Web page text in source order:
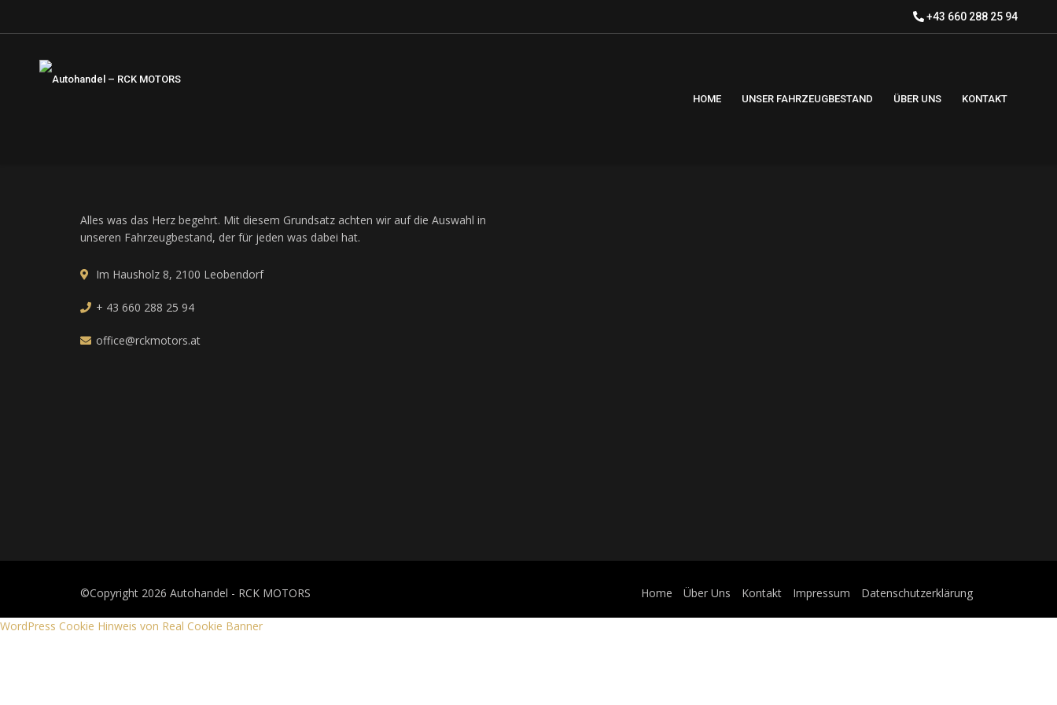
+43 660 288 25 94
HOME UNSER FAHRZEUGBESTAND ÜBER UNS KONTAKT
Alles was das Herz begehrt. Mit diesem Grundsatz achten wir auf die Auswahl in
unseren Fahrzeugbestand, der für jeden was dabei hat.
Im Hausholz 8, 2100 Leobendorf
+ 43 660 288 25 94
office@rckmotors.at
©Copyright 2026 Autohandel - RCK MOTORS Home Über Uns Kontakt Impressum Datenschutzerklärung
WordPress Cookie Hinweis von Real Cookie Banner